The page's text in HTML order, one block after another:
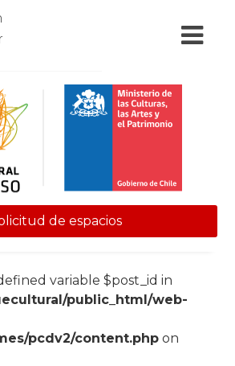
de espacios
variable $post_id in
public_html/web-
pcdv2/content.phpon